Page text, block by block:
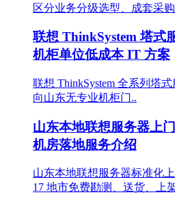
区分业务分级选型、成套采
联想 ThinkSystem 塔式
机柜单位低成本 IT 方案
联想 ThinkSystem 全系列塔
向山东无专业机柜门..
山东本地联想服务器上
机房落地服务介绍
山东本地联想服务器标准化
17 地市免费勘测、送货、上